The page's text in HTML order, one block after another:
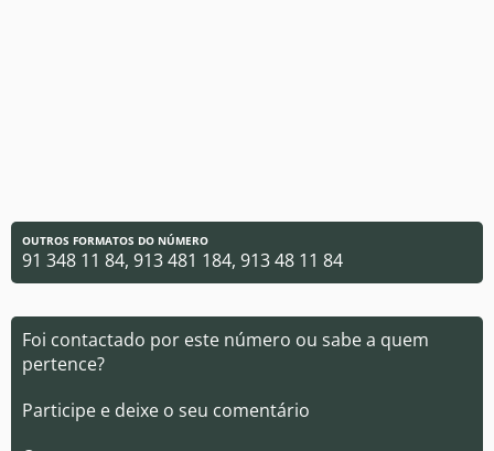
OUTROS FORMATOS DO NÚMERO
91 348 11 84, 913 481 184, 913 48 11 84
Foi contactado por este número ou sabe a quem
pertence?
Participe e deixe o seu comentário